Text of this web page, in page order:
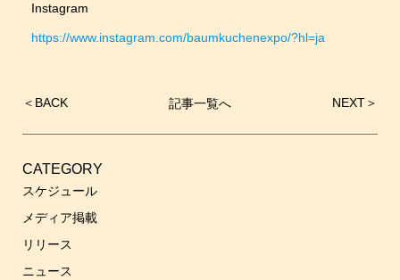
Instagram
https://www.instagram.com/baumkuchenexpo/?hl=ja
記事一覧へ
投
ビ
ゲ
シ
ョ
ン
＜ BACK NEXT＞
CATEGORY
スケジュール
メディア掲載
リリース
ニュース